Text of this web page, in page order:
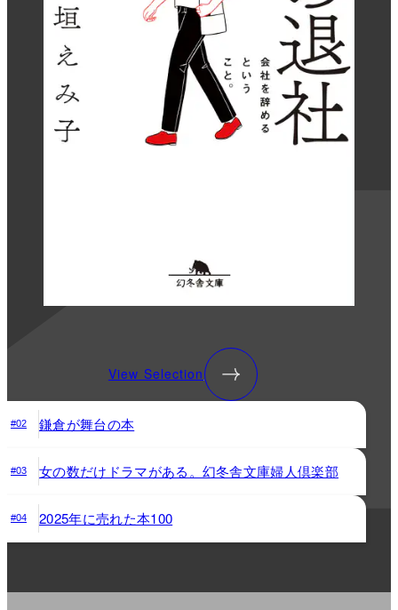
View Selection
#02 鎌倉が舞台の本
#03 女の数だけドラマがある。幻冬舎文庫婦人倶楽部
#04 2025年に売れた本100